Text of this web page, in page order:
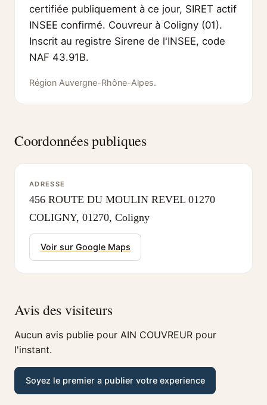
certifiée publiquement à ce jour, SIRET actif
INSEE confirmé. Couvreur à Coligny (01).
Inscrit au registre Sirene de l'INSEE, code
NAF 43.91B.
Région Auvergne-Rhône-Alpes.
Coordonnées publiques
ADRESSE
456 ROUTE DU MOULIN REVEL 01270
COLIGNY, 01270, Coligny
Voir sur Google Maps
Avis des visiteurs
Aucun avis publie pour AIN COUVREUR pour
l'instant.
Soyez le premier a publier votre experience